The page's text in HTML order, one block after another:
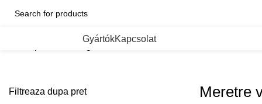
GyártókKapcsolat
Meretre vagva
Filtreaza dupa pret Meretre